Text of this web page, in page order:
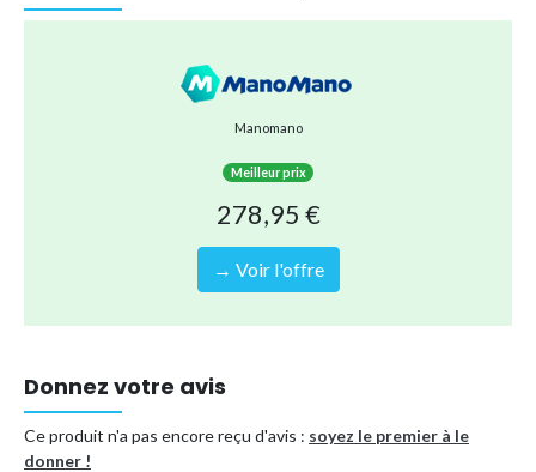
une méthode d'expédition plus durable. En effet, il est
envoyé en une seule fois au lieu de plusieurs envois
correctement. Donc, pas de soucis !
Vous pouvez être sûr de pouvoir profiter sans soucis de
nombreux plaisirs de la piscine pour toute la famille.
Comprend une couverture solaire qui isole.
Type de piscine
Piscine tubulaire
Manomano
Meilleur prix
278,95 €
→ Voir l'offre
Donnez votre avis
Ce produit n'a pas encore reçu d'avis : soyez le premier à le
donner !